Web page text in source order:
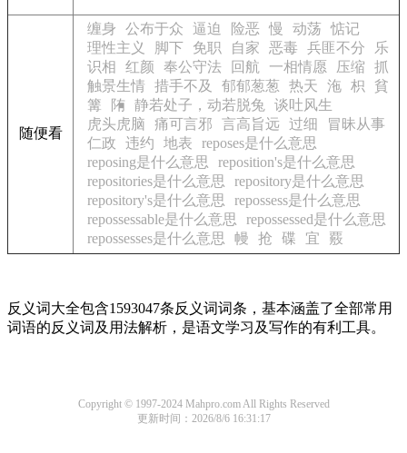
随便看
缠身 公布于众 逼迫 险恶 慢 动荡
惦记
理性主义
脚下 免职 自家 恶毒 兵匪不分
乐
识相
红颜 奉公守法 回航 一相情愿 压缩
抓
触景生情
措手不及 郁郁葱葱 热天 沲 枳
貧
篝
陏 静若处子，动若脱兔
谈吐风生
虎头虎脑
痛可言邪 言高旨远 过细
冒昧从事
仁政
违约 地表
reposes是什么意思
reposing是什么意思
reposition's是什么意思
repositories是什么意思
repository是什么意思
repository's是什么意思
repossess是什么意思
repossessable是什么意思
repossessed是什么意思
repossesses是什么意思
幔 抢 碟 宜 覈
反义词大全包含1593047条反义词词条，基本涵盖了全部常用
词语的反义词及用法解析，是语文学习及写作的有利工具。
Copyright © 1997-2024 Mahpro.com All Rights Reserved
更新时间：2026/8/6 16:31:17